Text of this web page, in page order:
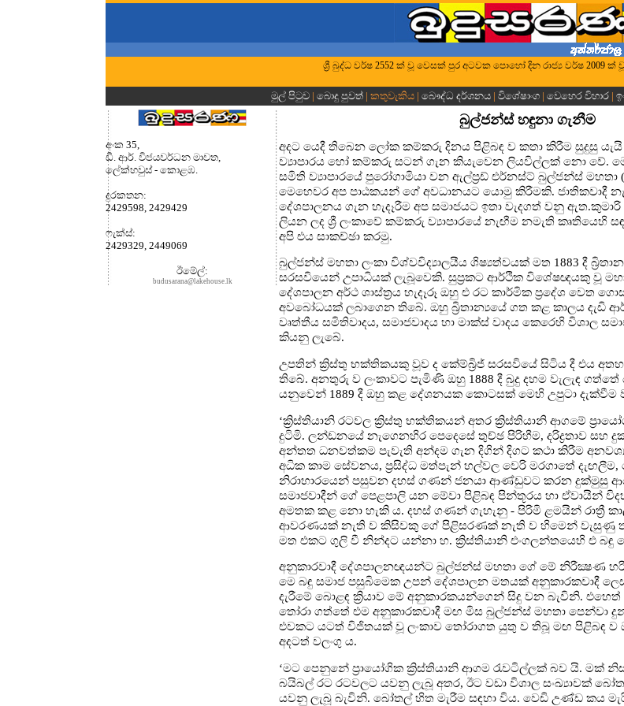
ශ්‍රී බුද්ධ වර්ෂ 2552 ක් වූ වෙසක් පුර අටවක පොහෝ දින රාජ්‍ය වර්ෂ 2009 ක් වූ
මුල් පිටුව | බොදු පුවත් | කතුවැකිය | බෞද්ධ දර්ශනය | විශේෂාංග | වෙහෙර විහාර |
අංක 35,
ඩී. ආර්. විජයවර්ධන මාවත,
ලේක්හවුස් - කොළඹ.
දුරකතන‍‍:
2429598, 2429429
ෆැක්ස්:
2429329, 2449069
ඊමේල්:
budusarana@lakehouse.lk
බුල්ජන්ස් හඳුනා ගැනීම
අදට යෙදී තිබෙන ලෝක කම්කරු දිනය පිළිබඳ ව කතා කිරීම සුදුසු
ව්‍යාපාරය හෝ කම්කරු සටන් ගැන කියැවෙන ලියවිල්ලක් නො වේ.
සමිති ව්‍යාපාරයේ පුරෝගාමියා වන ඇල්ප්‍රඩ් එර්නස්ට් බුල්ජන්ස් මහතා
මෙහෙවර අප පාඨකයන් ගේ අවධානයට යොමු කිරීමකි. ජාතිකවාදී
දේශපාලනය ගැන හැදෑරීම අප සමාජයට ඉතා වැදගත් වනු
ලියන ලද ශ්‍රී ලංකාවේ කම්කරු ව්‍යාපාරයේ නැඟීම නමැති
අපි එය සාකච්ඡා කරමු.
බුල්ජන්ස් මහතා ලංකා විශ්වවිද්‍යාලයීය ශිෂ්‍යත්වයක් මත 1883 දී
සරසවියෙන් උපාධියක් ලැබූවෙකි. සුප්‍රකට ආර්ථික විශේෂඥයකු වූ
දේශපාලන අර්ථ ශාස්ත්‍රය හැදෑරූ ඔහු එ රට කාර්මික ප්‍රදේශ වෙත
අවබෝධයක් ලබාගෙන තිබේ. ඔහු බ්‍රිතාන්‍යයේ ගත කළ කාලය දැඩි
වෘත්තීය සමිතිවාදය, සමාජවාදය හා මාක්ස් වාදය කෙරෙහි විශාල
කියනු ලැබේ.
උපතින් ක්‍රිස්තු භක්තිකයකු වූව ද කේම්බ්‍රිජ් සරසවියේ සිටිය දී එය
තිබේ. අනතුරු ව ලංකාවට පැමිණි ඔහු 1888 දී බුදු දහම වැලැඳ
යනුවෙන් 1889 දී ඔහු කළ දේශනයක කොටසක් මෙහි උපුටා දැක්වීම
‘ක්‍රිස්තියානි රටවල ක්‍රිස්තු භක්තිකයන් අතර ක්‍රිස්තියානි ආගමේ
දුටිමි. ලන්ඩනයේ නැගෙනහිර පෙදෙසේ තුච්ඡ පිරිහීම, දරිද්‍රතාව සහ
අන්තත ධනවත්කම පැවැති අන්දම ගැන දිගින් දිගට කථා කිරීම
අධික කාම සේවනය, ප්‍රසිද්ධ මත්පැන් හල්වල වෙරි මරගාතේ
නිරාහාරයෙන් පසුවන දහස් ගණන් ජනයා ආණ්ඩුවට කරන දුක්මුසු
සමාජවාදීන් ගේ පෙළපාලි යන මේවා පිළිබඳ පින්තූරය හා ඒවායින්
අමතක කළ නො හැකි ය. දහස් ගණන් ගැහැනු - පිරිමි ළමයින් රාත්‍රී
ආවරණයක් නැති ව කිසිවකු ගේ පිළිසරණක් නැති ව හිමෙන් වැසුණු
මත එකට ගුලි වී නින්දට යන්නා හ. ක්‍රිස්තියානි එංගලන්තයෙහි එ බඳු
අනුකාරවාදී දේශපාලනඥයන්ට බුල්ජන්ස් මහතා ගේ මේ නිරීක්‍ෂණ
මෙ බඳු සමාජ පසුබිමෙක උපන් දේශපාලන මතයක් අනුකාරකවාදී
දැරීමේ බොළඳ ක්‍රියාව මේ අනුකාරකයන්ගෙන් සිදු වන බැවිනි. එහෙත්
තෝරා ගත්තේ එම අනුකාරකවාදී මඟ මිස බුල්ජන්ස් මහතා පෙන්වා
එවකට යටත් විජිතයක් වූ ලංකාව තෝරාගත යුතු ව තිබූ මඟ පිළිබඳ ව
අදටත් වලංගු ය.
‘මට පෙනුනේ ප්‍රායෝගික ක්‍රිස්තියානි ආගම රැවටිල්ලක් බව යි. මක්
බයිබල් රට රටවලට යවනු ලැබූ අතර, ඊට වඩා විශාල සංඛ්‍යාවක්
යවනු ලැබූ බැවිනි. බෝතල් හිත මැරීම සඳහා විය. වෙඩි උණ්ඩ කය